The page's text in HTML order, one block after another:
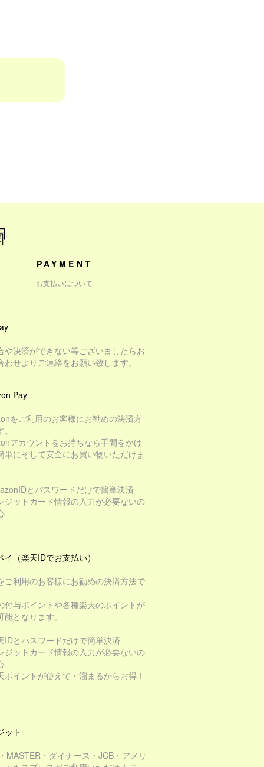
PAYMENT
お支払いについて
や決済ができない等ございましたらお
わせよりご連絡をお願い致します。
Pay
をご利用のお客様にお勧めの決済方
アカウントをお持ちなら手間をかけ
単にそして安全にお買い物いただけま
とパスワードだけで簡単決済
ジットカード情報の入力が必要ないの
イ（楽天IDでお支払い）
ご利用のお客様にお勧めの決済方法で
付与ポイントや各種楽天のポイントが
能となります。
IDとパスワードだけで簡単決済
ジットカード情報の入力が必要ないの
ポイントが使えて・溜まるからお得！
ット
MASTER・ダイナース・JCB・アメリ